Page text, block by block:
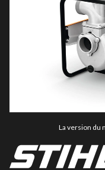
La version du